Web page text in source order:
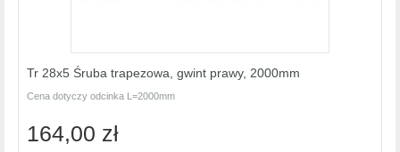
Tr 28x5 Śruba trapezowa, gwint prawy, 2000mm
Cena dotyczy odcinka L=2000mm
164,00 zł